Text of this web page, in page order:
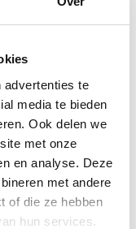
advertenties te
media te bieden
Ook delen we
met onze
en analyse. Deze
met andere
of die ze hebben
hun services.
Monolith 77 -
1 - 2
0,50